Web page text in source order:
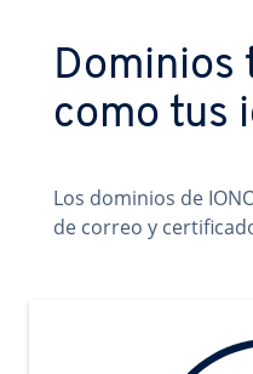
Dominios
como tus
Los dominios de
de correo y